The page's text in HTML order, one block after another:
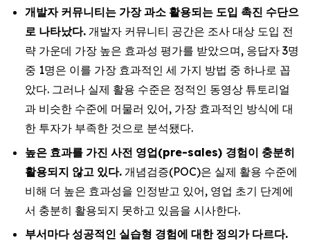
개발자 커뮤니티는 가장 과소 활용되는 도입 촉진 수단으
로 나타났다. 개발자 커뮤니티 공간은 조사 대상 도입 전
략 가운데 가장 높은 효과성 평가를 받았으며, 응답자 3명
중 1명은 이를 가장 효과적인 세 가지 방법 중 하나로 꼽
았다. 그러나 실제 활용 수준은 정적인 동영상 튜토리얼
과 비슷한 수준에 머물러 있어, 가장 효과적인 방식에 대
한 투자가 부족한 것으로 분석됐다.
높은 효과를 가진 사전 영업(pre-sales) 경험이 충분히
활용되지 않고 있다. 개념검증(POC)은 실제 활용 수준에
비해 더 높은 효과성을 인정받고 있어, 영업 초기 단계에
서 충분히 활용되지 못하고 있음을 시사한다.
부서마다 성공적인 실습형 경험에 대한 정의가 다르다.